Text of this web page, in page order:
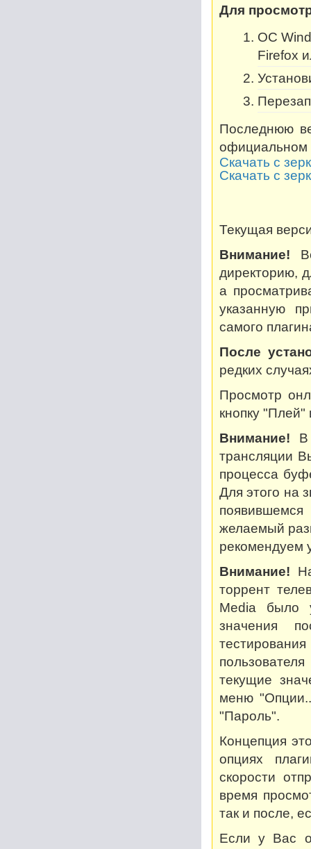
Для
OC
Firefox
Последнюю
официальном
Скачать с
Скачать с
Текущая
Внимание!
директорию,
а
указанную
самого
После
редких
Просмотр
кнопку
Внимание! В
трансляции
процесса
Для этого на
желаемый
рекомендуем
Внимание!
торрент
Media было
значения
текущие
меню
"Пароль".
Концепция
опциях
скорости
время
так и после,
Если у Вас